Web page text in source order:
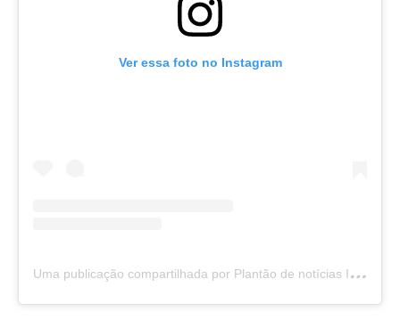
Ver essa foto no Instagram
U
ma publicação compartilhada por Plantão de notícias Itacaré Ba e Região (@plantao.de.noticia.itacare)